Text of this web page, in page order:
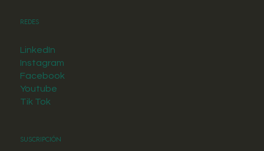
Redes
LinkedIn
Instagram
Facebook
Youtube
Tik Tok
Suscripción